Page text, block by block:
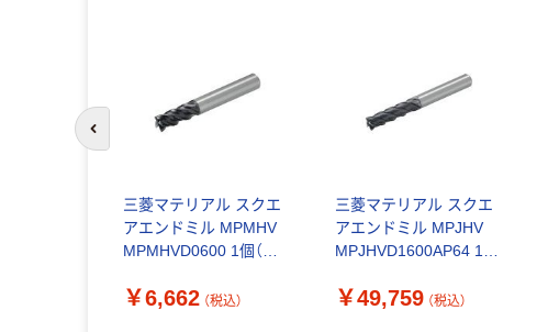
三菱マテリアル スクエ
アエンドミル MPMHV
MPMHVD0600 1個（直
￥6,662 （税込）
三菱マテリアル スクエ
アエンドミル MPJHV
MPJHVD1600AP64 1個
￥49,759 （税込）
前のスライドへ